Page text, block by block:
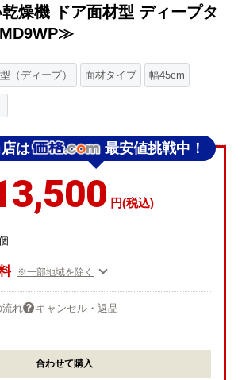
燥機 ドア面材型 ディープタ
（ディープ） 面材タイプ 幅45cm
は 最安値挑戦中！
円(税込)
※一部地域を除く
流れ キャンセル・返品
合わせて購入